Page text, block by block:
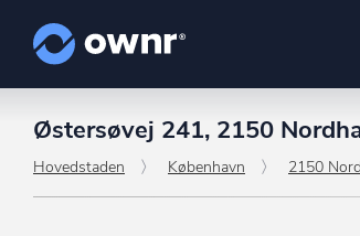
Østersøvej 241, 2150
Hovedstaden København 2150